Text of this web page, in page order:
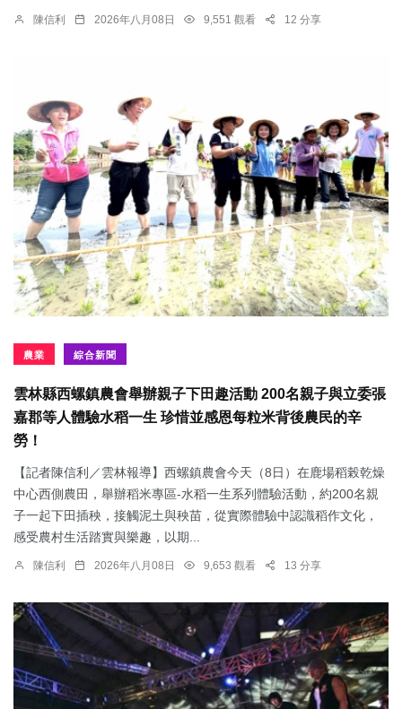
陳信利 2026年八月08日 9,551 觀看 12 分享
農業 綜合新聞
雲林縣西螺鎮農會舉辦親子下田趣活動 200名親子與立委張
嘉郡等人體驗水稻一生 珍惜並感恩每粒米背後農民的辛
勞！
【記者陳信利／雲林報導】西螺鎮農會今天（8日）在鹿場稻榖乾燥
中心西側農田，舉辦稻米專區-水稻一生系列體驗活動，約200名親
子一起下田插秧，接觸泥土與秧苗，從實際體驗中認識稻作文化，
感受農村生活踏實與樂趣，以期...
陳信利 2026年八月08日 9,653 觀看 13 分享